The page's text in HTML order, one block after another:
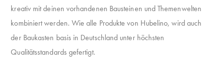
kreativ mit deinen vorhandenen Bausteinen und Themenwelten
kombiniert werden. Wie alle Produkte von Hubelino, wird auch
der Baukasten basis in Deutschland unter höchsten
Qualitätsstandards gefertigt.